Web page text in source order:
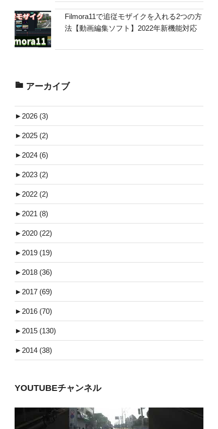
Filmora11で追従モザイクを入れる2つの方
法【動画編集ソフト】2022年新機能対応
アーカイブ
► 2026 (3)
► 2025 (2)
► 2024 (6)
► 2023 (2)
► 2022 (2)
► 2021 (8)
► 2020 (22)
► 2019 (19)
► 2018 (36)
► 2017 (69)
► 2016 (70)
► 2015 (130)
► 2014 (38)
YOUTUBEチャンネル